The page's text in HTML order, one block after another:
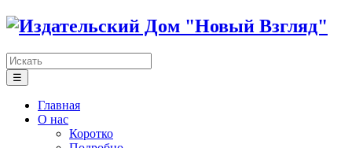
☰
Главная
О нас
Коротко